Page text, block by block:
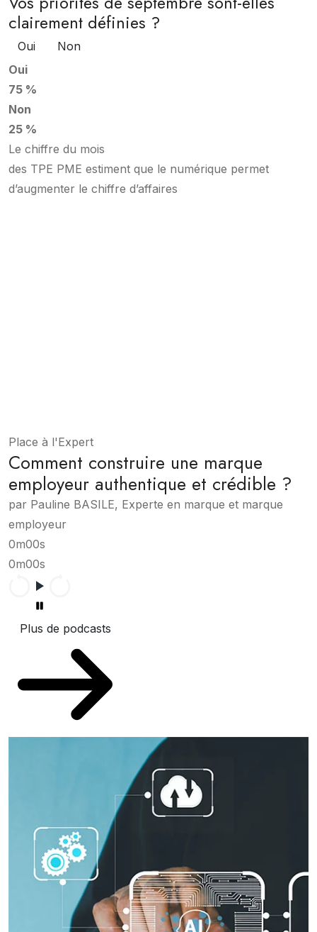
clairement définies ?
Oui
Non
Oui
75 %
Non
25 %
Le chiffre du mois
des TPE PME estiment que le numérique permet
d’augmenter le chiffre d’affaires
Place à l'Expert
Comment construire une marque
employeur authentique et crédible ?
par Pauline BASILE, Experte en marque et marque
employeur
0m00s
0m00s
Plus de podcasts